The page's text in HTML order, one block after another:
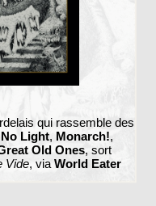
qui rassemble des
Light, Monarch!,
Old Ones, sort
Vide, via World Eater